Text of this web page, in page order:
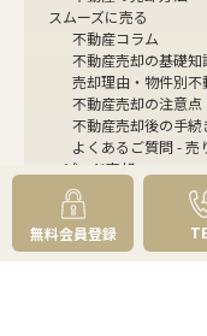
スムーズに売る
不動産コラム
不動産売却の基礎知
売却理由・物件別不
不動産売却の注意点
不動産売却後の手続
よくあるご質問 - 売
スピード売却
不動産買取という売
不動産のご売却お任せく
弊社が選ばれる理由
売却成功ストーリー
無料会員登録